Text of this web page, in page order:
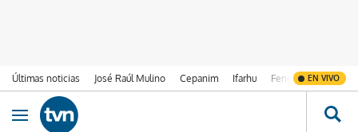
Últimas noticias José Raúl Mulino Cepanim Ifarhu Fenómeno de El
EN VIVO
Ir al contenido
Obrir navegació